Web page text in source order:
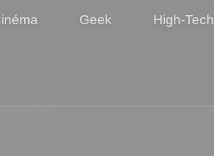
Geek High-Tech